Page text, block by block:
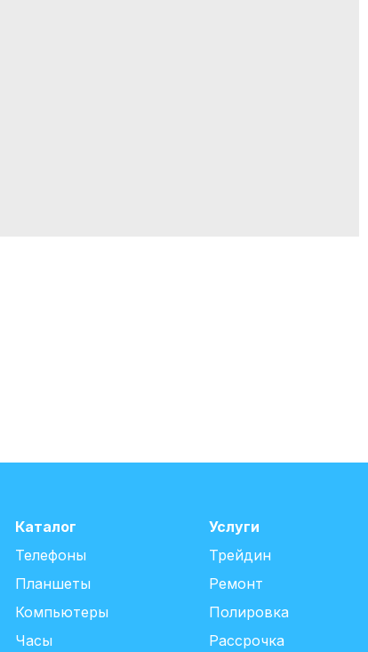
Каталог
Услуги
Телефоны
Трейдин
Планшеты
Ремонт
Компьютеры
Полировка
Часы
Рассрочка